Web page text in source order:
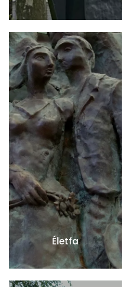
Életfa